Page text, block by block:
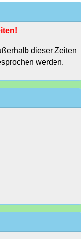
dieser Zeiten
werden.